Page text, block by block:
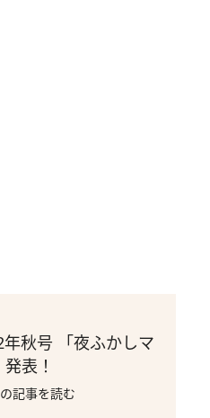
年秋号 「夜ふかしマ
表！
記事を読む